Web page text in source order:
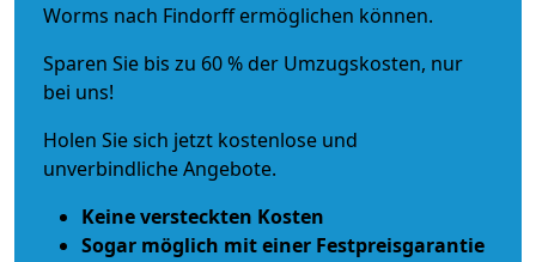
Worms nach Findorff ermöglichen können.
Sparen Sie bis zu 60 % der Umzugskosten, nur
bei uns!
Holen Sie sich jetzt kostenlose und
unverbindliche Angebote.
Keine versteckten Kosten
Sogar möglich mit einer Festpreisgarantie